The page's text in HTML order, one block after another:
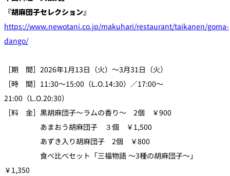
『胡麻団子セレクション』
https://www.newotani.co.jp/makuhari/restaurant/taikanen/goma-
dango/
［期 間］2026年1月13日（火）～3月31日（火）
［時 間］11:30～15:00（L.O.14:30）／17:00～
21:00（L.O.20:30）
［料 金］黒胡麻団子～ラムの香り～ 2個 ￥900
あまおう胡麻団子 ３個 ￥1,500
あずき入り胡麻団子 2個 ￥800
食べ比べセット「三福物語 ～3種の胡麻団子～」
￥1,350